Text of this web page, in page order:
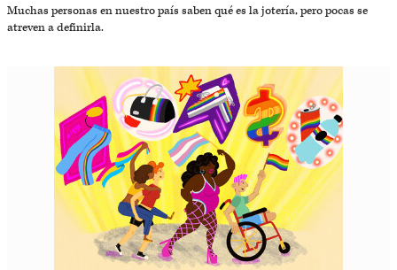
Muchas personas en nuestro país saben qué es la jotería, pero pocas se
atreven a definirla.